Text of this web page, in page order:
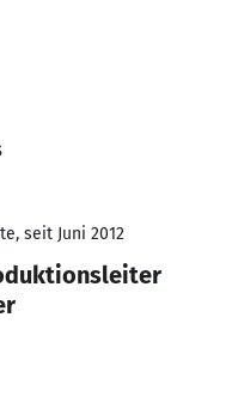
seit Juni 2012